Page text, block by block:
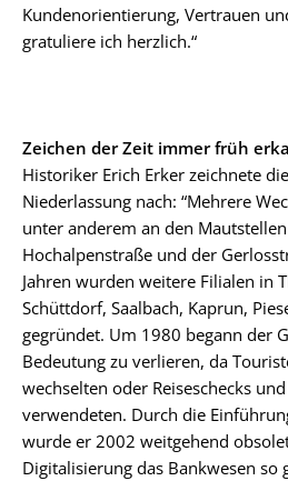
Kundenorientierung, Vertrauen
gratuliere ich herzlich.“
Zeichen der Zeit immer früh
Historiker Erich Erker zeichnete
Niederlassung nach: “Mehrere
unter anderem an den
Hochalpenstraße und der
Jahren wurden weitere Filialen in
Schüttdorf, Saalbach, Kaprun,
gegründet. Um 1980 begann der
Bedeutung zu verlieren, da
wechselten oder Reiseschecks
verwendeten. Durch die
wurde er 2002 weitgehend
Digitalisierung das Bankwesen so